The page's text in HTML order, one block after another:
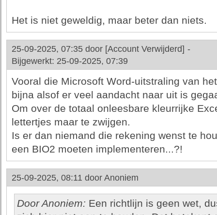
Het is niet geweldig, maar beter dan niets.
25-09-2025, 07:35 door [Account Verwijderd] -
Bijgewerkt: 25-09-2025, 07:39
Vooral die Microsoft Word-uitstraling van
bijna alsof er veel aandacht naar uit is
Om over de totaal onleesbare kleurrijke
lettertjes maar te zwijgen.
Is er dan niemand die rekening wenst te
een BIO2 moeten implementeren...?!
25-09-2025, 08:11 door Anoniem
Door Anoniem: Een richtlijn is geen wet,